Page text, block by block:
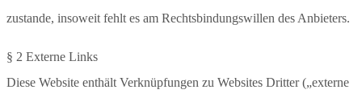
zustande, insoweit fehlt es am Rechtsbindungswillen des Anbieters.
§ 2 Externe Links
Diese Website enthält Verknüpfungen zu Websites Dritter („externe